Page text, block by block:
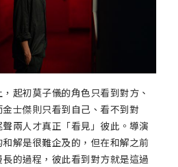
起初莫子儀的角色只看到對方、
士傑則只看到自己、看不到對
兩人才真正「看見」彼此。導演
解是很難企及的，但在和解之前
的過程，彼此看到對方就是這過